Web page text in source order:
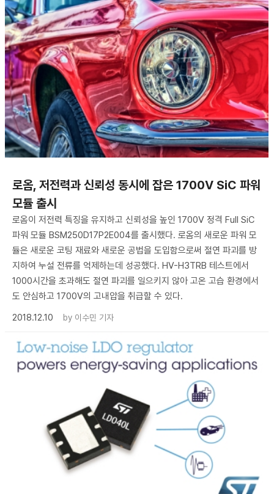
로옴, 저전력과 신뢰성 동시에 잡은 1700V SiC 파워
모듈 출시
로옴이 저전력 특징을 유지하고 신뢰성을 높인 1700V 정격 Full SiC
파워 모듈 BSM250D17P2E004를 출시했다. 로옴의 새로운 파워 모
듈은 새로운 코팅 재료와 새로운 공법을 도입함으로써 절연 파괴를 방
지하여 누설 전류를 억제하는데 성공했다. HV-H3TRB 테스트에서
1000시간을 초과해도 절연 파괴를 일으키지 않아 고온 고습 환경에서
도 안심하고 1700V의 고내압을 취급할 수 있다.
2018.12.10
by 이수민 기자